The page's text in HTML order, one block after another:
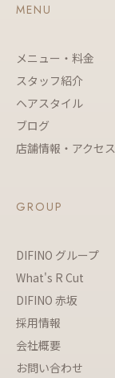
MENU
メニュー・料金
スタッフ紹介
ヘアスタイル
ブログ
店舗情報・アクセス
GROUP
DIFINO グループ
What's R Cut
DIFINO 赤坂
採用情報
会社概要
お問い合わせ